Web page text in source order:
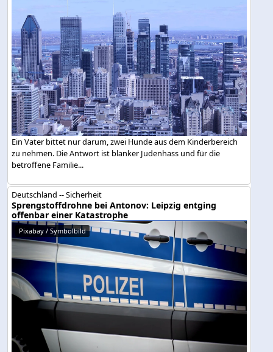
Ein Vater bittet nur darum, zwei Hunde aus dem Kinderbereich
zu nehmen. Die Antwort ist blanker Judenhass und für die
betroffene Familie...
Deutschland -- Sicherheit
Sprengstoffdrohne bei Antonov: Leipzig entging
offenbar einer Katastrophe
Pixabay / Symbolbild